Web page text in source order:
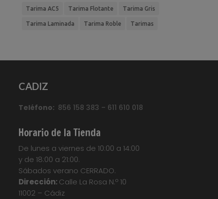
Tarima AC5 Tarima Flotante Tarima Gris
Tarima Laminada Tarima Roble Tarimas
CADIZ
Teléfono: 856 158 383 – 611 610 018
Horario de la Tienda
De lunes a viernes de 10:00 a 14:00
y de 18:00 a 21:00.
Sábados verano CERRADO.
Dirección:Calle La Rosa N.º 10
11002 – Cádiz